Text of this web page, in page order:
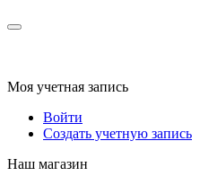
Моя учетная запись
Войти
Создать учетную запись
Наш магазин